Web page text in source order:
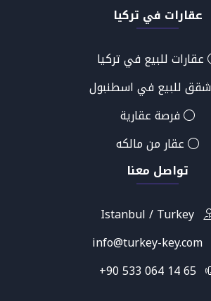
عقارات في تركيا
عقارات للبيع في تركيا
شقق للبيع في اسطنبول
فرصة عقارية
عقار من مالكه
تواصل معنا
Istanbul / Turkey
info@turkey-key.com
+90 533 064 14 65